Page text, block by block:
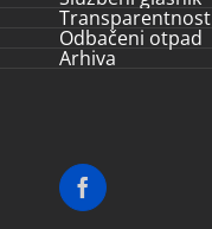
Transparentnost
Odbačeni otpad
Arhiva
Facebook